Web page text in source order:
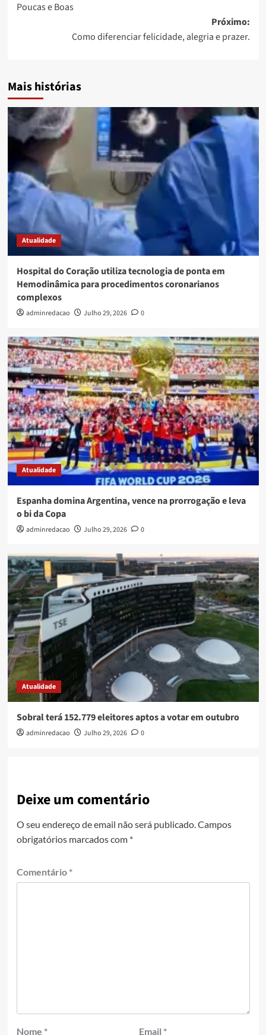
Poucas e Boas
Próximo:
Como diferenciar felicidade, alegria e prazer.
Mais histórias
Atualidade
Hospital do Coração utiliza tecnologia de ponta em
Hemodinâmica para procedimentos coronarianos
complexos
adminredacao Julho 29, 2026 0
Atualidade
Espanha domina Argentina, vence na prorrogação e leva
o bi da Copa
adminredacao Julho 29, 2026 0
Atualidade
Sobral terá 152.779 eleitores aptos a votar em outubro
adminredacao Julho 29, 2026 0
Deixe um comentário
O seu endereço de email não será publicado.Campos
obrigatórios marcados com *
Comentário *
Nome * Email *